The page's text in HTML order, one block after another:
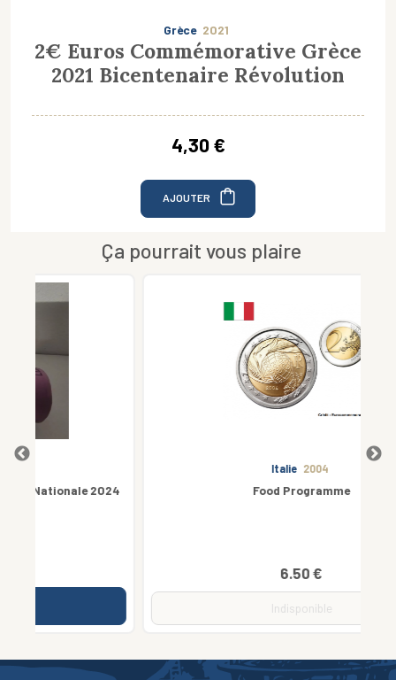
Grèce 2021
2€ Euros Commémorative Grèce
2021 Bicentenaire Révolution
4,30 €
AJOUTER
Ça pourrait vous plaire
2024 Food Programme